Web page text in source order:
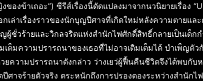
งของข้าเถอะ”) ซีรีส์เรื่องนี้ดัดแปลงมาจากนวนิยายเรื่อง
กเล่าเรื่องราวของนักบุญปีศาจที่เกิดใหม่หลังความตายแ
ญผู้ชั่วร้ายและวิกลจริตแห่งสำนักไฟศักดิ์สิทธิ์กลายเป็นเด็ก
ต็มความปรารถนาของเธอที่ไม่อาจเติมเต็มได้ บำเพ็ญตัว
ความปรารถนาดังกล่าว ว่างเยว่ผู้ฟื้นคืนชีวิตจึงได้พบกับ
ศาจร้ายตัวจริง ตระหนักถึงการปรองดองระหว่างสำนัก